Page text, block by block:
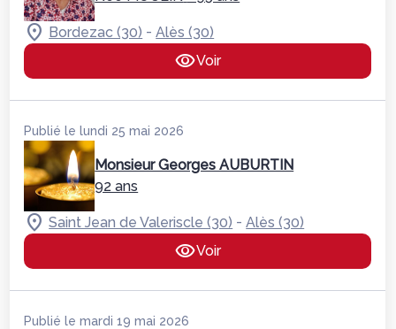
Bordezac (30) -Alès (30)
Voir
Publié le lundi 25 mai 2026
Monsieur Georges AUBURTIN
92 ans
Saint Jean de Valeriscle (30) - Alès (30)
Voir
Publié le mardi 19 mai 2026